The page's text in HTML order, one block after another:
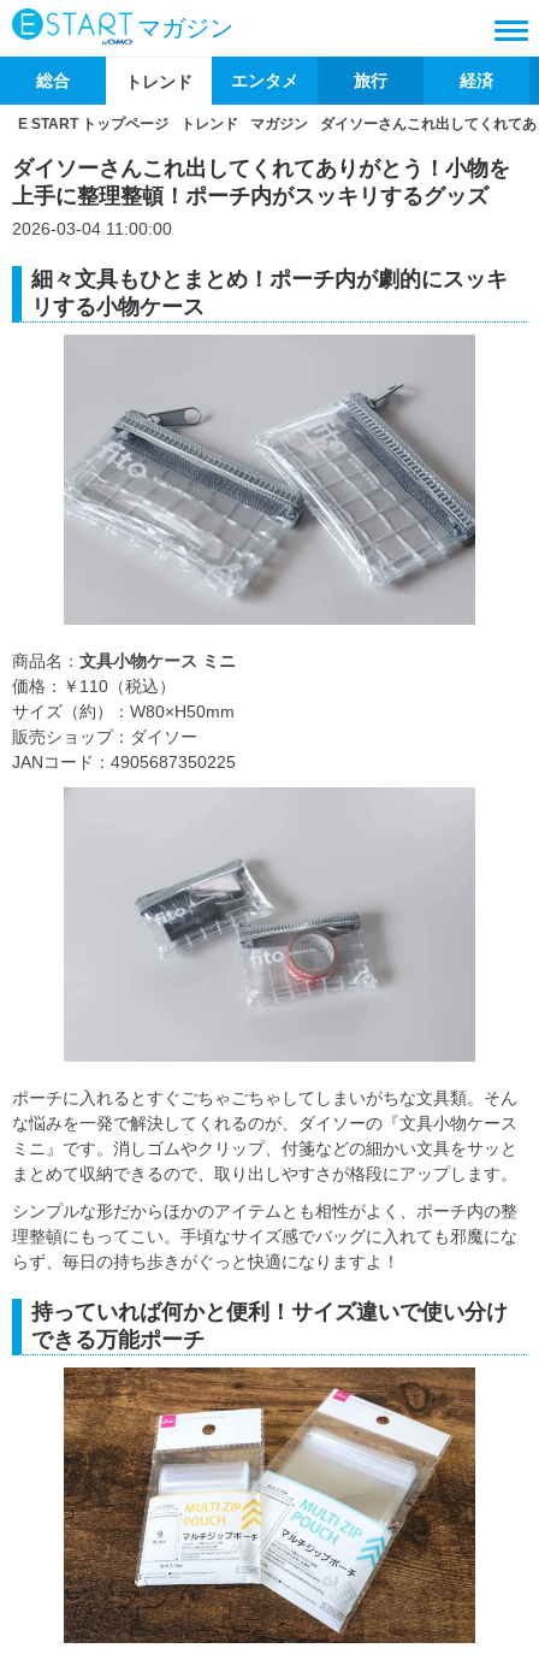
マガジン
総合 トレンド エンタメ 旅行 経済
E START トップページ トレンド マガジン ダイソーさんこれ出してくれて
ダイソーさんこれ出してくれてありがとう！小物を
上手に整理整頓！ポーチ内がスッキリするグッズ
2026-03-04 11:00:00
細々文具もひとまとめ！ポーチ内が劇的にスッキ
リする小物ケース
商品名： 文具小物ケース ミニ
価格：￥110（税込）
サイズ（約）：W80×H50mm
販売ショップ：ダイソー
JANコード：4905687350225
ポーチに入れるとすぐごちゃごちゃしてしまいがちな文具類。そん
な悩みを一発で解決してくれるのが、ダイソーの『文具小物ケース
ミニ』です。消しゴムやクリップ、付箋などの細かい文具をサッと
まとめて収納できるので、取り出しやすさが格段にアップします。
シンプルな形だからほかのアイテムとも相性がよく、ポーチ内の整
理整頓にもってこい。手頃なサイズ感でバッグに入れても邪魔にな
らず、毎日の持ち歩きがぐっと快適になりますよ！
持っていれば何かと便利！サイズ違いで使い分け
できる万能ポーチ